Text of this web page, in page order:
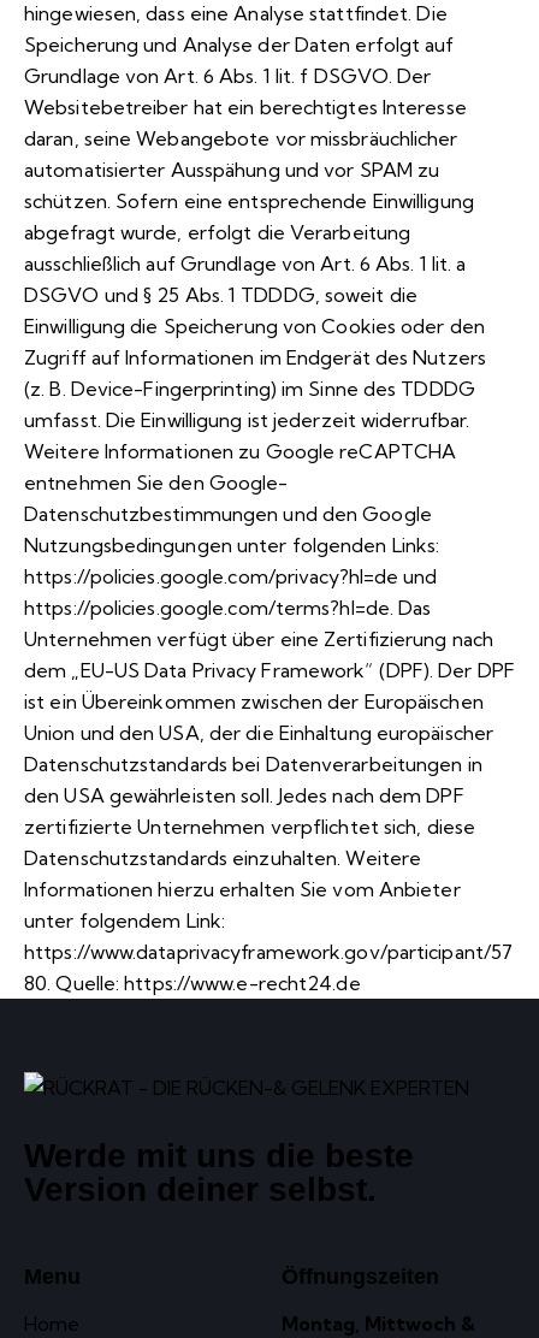
hingewiesen, dass eine Analyse stattfindet. Die
Speicherung und Analyse der Daten erfolgt auf
Grundlage von Art. 6 Abs. 1 lit. f DSGVO. Der
Websitebetreiber hat ein berechtigtes Interesse
daran, seine Webangebote vor missbräuchlicher
automatisierter Ausspähung und vor SPAM zu
schützen. Sofern eine entsprechende Einwilligung
abgefragt wurde, erfolgt die Verarbeitung
ausschließlich auf Grundlage von Art. 6 Abs. 1 lit. a
DSGVO und § 25 Abs. 1 TDDDG, soweit die
Einwilligung die Speicherung von Cookies oder den
Zugriff auf Informationen im Endgerät des Nutzers
(z. B. Device-Fingerprinting) im Sinne des TDDDG
umfasst. Die Einwilligung ist jederzeit widerrufbar.
Weitere Informationen zu Google reCAPTCHA
entnehmen Sie den Google-
Datenschutzbestimmungen und den Google
Nutzungsbedingungen unter folgenden Links:
https://policies.google.com/privacy?hl=de und
https://policies.google.com/terms?hl=de. Das
Unternehmen verfügt über eine Zertifizierung nach
dem „EU-US Data Privacy Framework“ (DPF). Der DPF
ist ein Übereinkommen zwischen der Europäischen
Union und den USA, der die Einhaltung europäischer
Datenschutzstandards bei Datenverarbeitungen in
den USA gewährleisten soll. Jedes nach dem DPF
zertifizierte Unternehmen verpflichtet sich, diese
Datenschutzstandards einzuhalten. Weitere
Informationen hierzu erhalten Sie vom Anbieter
unter folgendem Link:
https://www.dataprivacyframework.gov/participant/57
80. Quelle:https://www.e-recht24.de
Werde mit uns die beste
Version deiner selbst.
Menu
Home
Öffnungszeiten
Montag, Mittwoch &